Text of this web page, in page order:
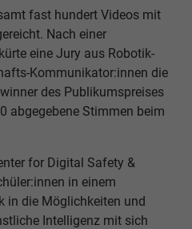
fast hundert Videos mit
Nach einer
eine Jury aus Robotik-
Kommunikator:innen die
des Publikumspreises
abgegebene Stimmen beim
for Digital Safety &
in einem
in die Möglichkeiten und
Intelligenz mit sich